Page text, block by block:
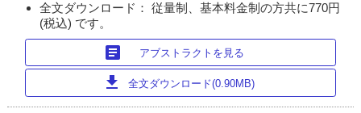
全文ダウンロード： 従量制、基本料金制の方共に770円
(税込) です。
article アブストラクトを見る
download 全文ダウンロード(0.90MB)